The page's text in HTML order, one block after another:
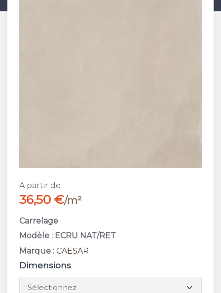
A partir de
36,50 €/m²
Carrelage
Modèle : ECRU NAT/RET
Marque : CAESAR
Dimensions